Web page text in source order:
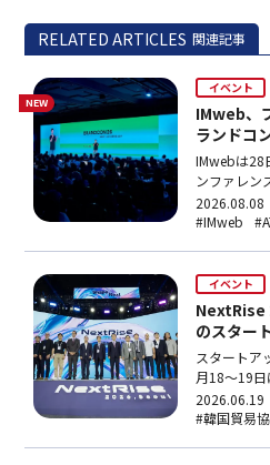
RELATED ARTICLES 関連記事
NEW
イベント
IMweb、
ランドコ
IMwebは28
ンファレン
し、約
ランディン
2026.08.08
#IMweb
イベント
NextRise
のスター
スタートア
月18〜19
1,700超の
業・投資会
2026.06.19
#韓国貿易